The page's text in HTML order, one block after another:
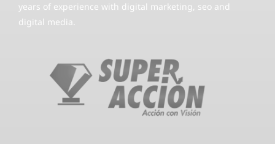
years of experience with digital marketing, seo and
digital media.